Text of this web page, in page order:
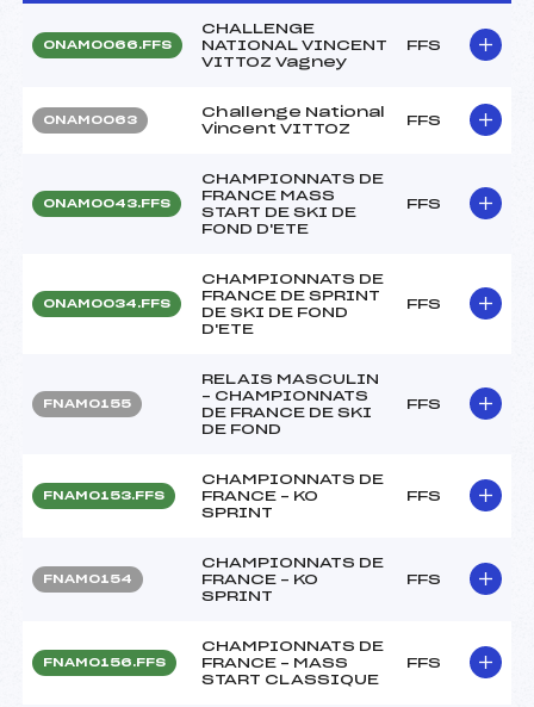
ONAM0066.FFS
CHALLENGE
NATIONAL VINCENT
VITTOZ Vagney
FFS
ONAM0063
Challenge National
Vincent VITTOZ
FFS
ONAM0043.FFS
CHAMPIONNATS DE
FRANCE MASS
START DE SKI DE
FOND D'ETE
FFS
ONAM0034.FFS
CHAMPIONNATS DE
FRANCE DE SPRINT
DE SKI DE FOND
D'ETE
FFS
FNAM0155
RELAIS MASCULIN
– CHAMPIONNATS
DE FRANCE DE SKI
DE FOND
FFS
FNAM0153.FFS
CHAMPIONNATS DE
FRANCE – KO
SPRINT
FFS
FNAM0154
CHAMPIONNATS DE
FRANCE – KO
SPRINT
FFS
FNAM0156.FFS
CHAMPIONNATS DE
FRANCE – MASS
START CLASSIQUE
FFS